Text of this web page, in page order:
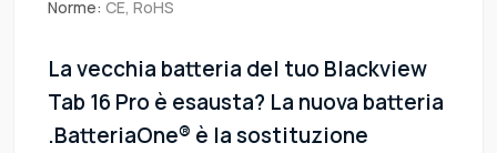
Norme: CE, RoHS
La vecchia batteria del tuo Blackview
Tab 16 Pro è esausta? La nuova batteria
.BatteriaOne® è la sostituzione